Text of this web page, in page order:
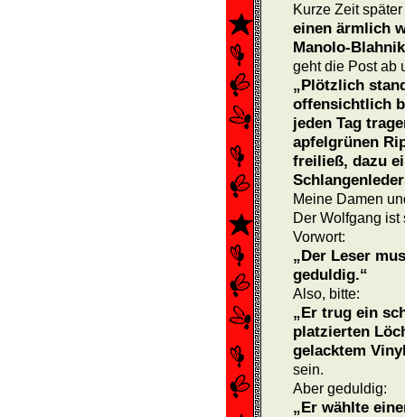
Kurze Zeit
einen ärmlich
Manolo-
geht die Post ab
„Plötzlich
offensichtlich
jeden Tag
apfel­grünen
freiließ, dazu
Meine Damen
Der Wolfgang
Vorwort:
„Der Leser
geduldig.“
Also, bitte:
„Er trug ein
platzierten
gelacktem
sein.
Aber geduldig:
„Er wählte